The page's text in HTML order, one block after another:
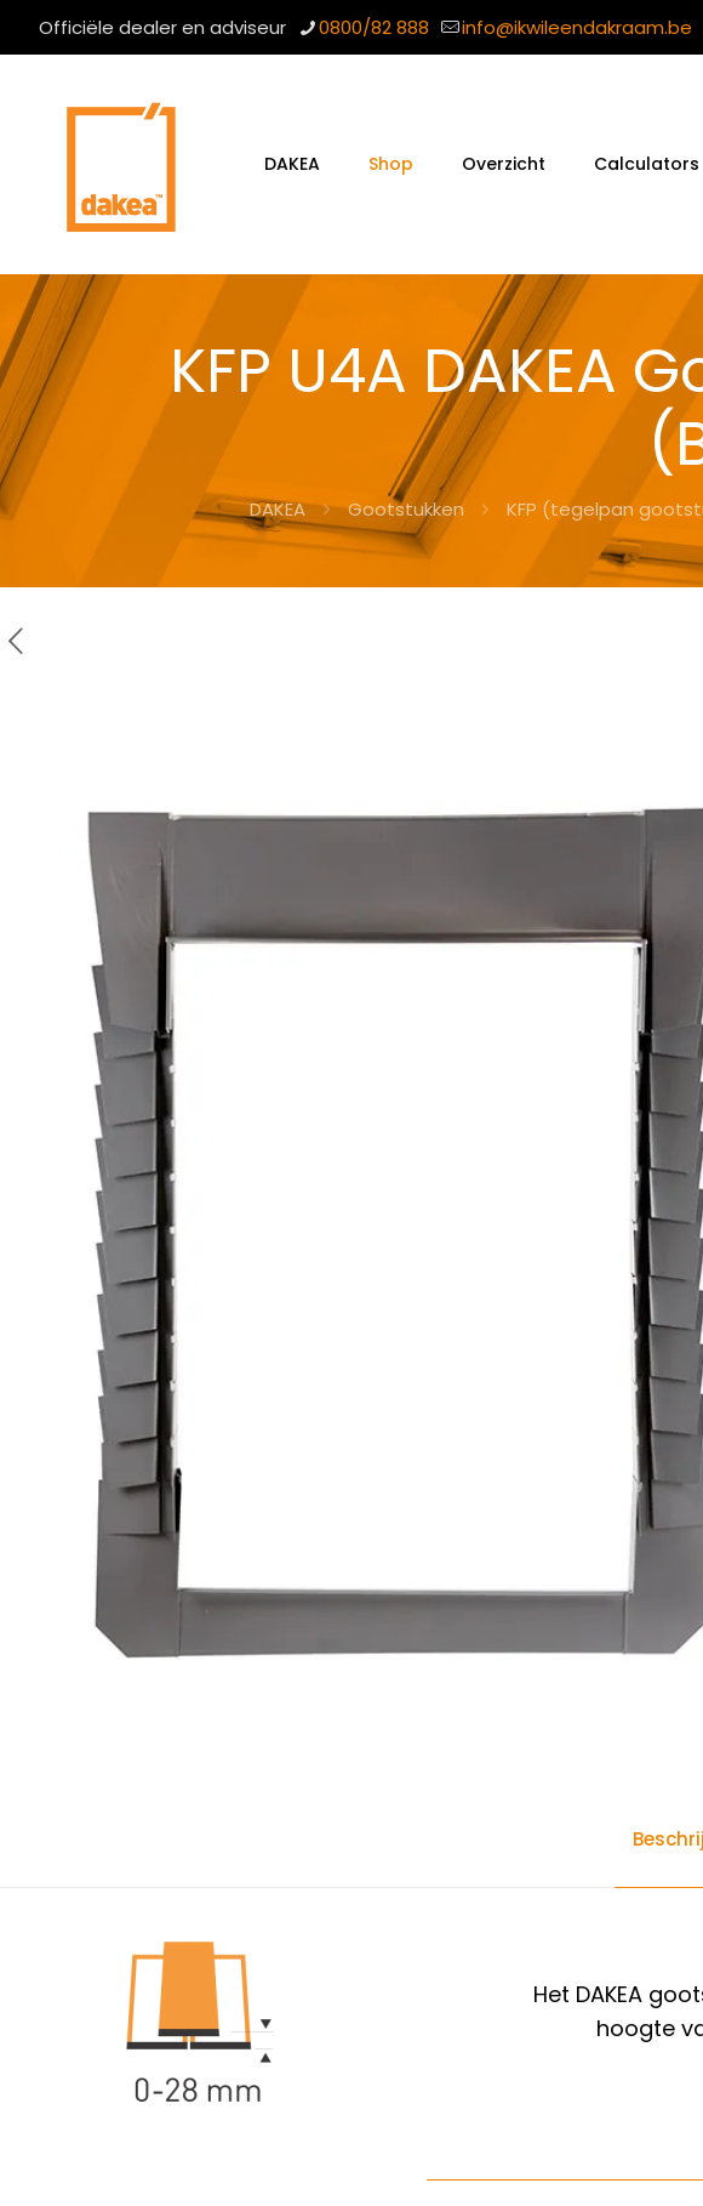
Officiële dealer en adviseur 0800/82 888 info@ikwileendakraam.be
DAKEA Shop Overzicht Calculators
KFP U4A DAKEA
DAKEA Gootstukken KFP (tegelpan
Het DAKEA
hoogte